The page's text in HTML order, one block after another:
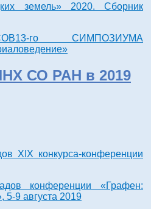
земель» 2020. Сборник
го СИМПОЗИУМА
СО РАН в 2019
XIX конкурса-конференции
конференции «Графен:
5-9 августа 2019